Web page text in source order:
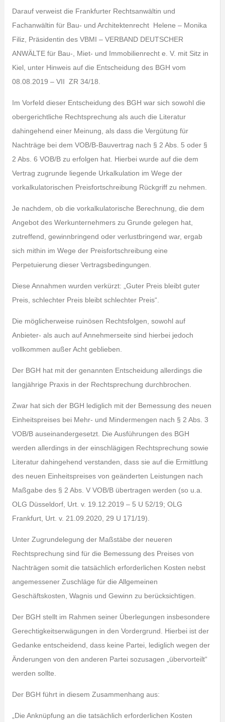
Darauf verweist die Frankfurter Rechtsanwältin und
Fachanwältin für Bau- und Architektenrecht Helene – Monika
Filiz, Präsidentin des VBMI – VERBAND DEUTSCHER
ANWÄLTE für Bau-, Miet- und Immobilienrecht e. V. mit Sitz in
Kiel, unter Hinweis auf die Entscheidung des BGH vom
08.08.2019 – VII ZR 34/18.
Im Vorfeld dieser Entscheidung des BGH war sich sowohl die
obergerichtliche Rechtsprechung als auch die Literatur
dahingehend einer Meinung, als dass die Vergütung für
Nachträge bei dem VOB/B-Bauvertrag nach § 2 Abs. 5 oder §
2 Abs. 6 VOB/B zu erfolgen hat. Hierbei wurde auf die dem
Vertrag zugrunde liegende Urkalkulation im Wege der
vorkalkulatorischen Preisfortschreibung Rückgriff zu nehmen.
Je nachdem, ob die vorkalkulatorische Berechnung, die dem
Angebot des Werkunternehmers zu Grunde gelegen hat,
zutreffend, gewinnbringend oder verlustbringend war, ergab
sich mithin im Wege der Preisfortschreibung eine
Perpetuierung dieser Vertragsbedingungen.
Diese Annahmen wurden verkürzt: „Guter Preis bleibt guter
Preis, schlechter Preis bleibt schlechter Preis“.
Die möglicherweise ruinösen Rechtsfolgen, sowohl auf
Anbieter- als auch auf Annehmerseite sind hierbei jedoch
vollkommen außer Acht geblieben.
Der BGH hat mit der genannten Entscheidung allerdings die
langjährige Praxis in der Rechtsprechung durchbrochen.
Zwar hat sich der BGH lediglich mit der Bemessung des neuen
Einheitspreises bei Mehr- und Mindermengen nach § 2 Abs. 3
VOB/B auseinandergesetzt. Die Ausführungen des BGH
werden allerdings in der einschlägigen Rechtsprechung sowie
Literatur dahingehend verstanden, dass sie auf die Ermittlung
des neuen Einheitspreises von geänderten Leistungen nach
Maßgabe des § 2 Abs. V VOB/B übertragen werden (so u.a.
OLG Düsseldorf, Urt. v. 19.12.2019 – 5 U 52/19; OLG
Frankfurt, Urt. v. 21.09.2020, 29 U 171/19).
Unter Zugrundelegung der Maßstäbe der neueren
Rechtsprechung sind für die Bemessung des Preises von
Nachträgen somit die tatsächlich erforderlichen Kosten nebst
angemessener Zuschläge für die Allgemeinen
Geschäftskosten, Wagnis und Gewinn zu berücksichtigen.
Der BGH stellt im Rahmen seiner Überlegungen insbesondere
Gerechtigkeitserwägungen in den Vordergrund. Hierbei ist der
Gedanke entscheidend, dass keine Partei, lediglich wegen der
Änderungen von den anderen Partei sozusagen „übervorteilt“
werden sollte.
Der BGH führt in diesem Zusammenhang aus:
„Die Anknüpfung an die tatsächlich erforderlichen Kosten